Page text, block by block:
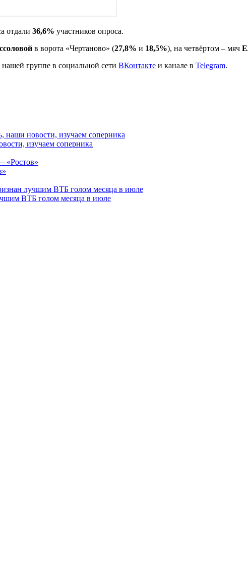
отдали 36,6% участников опроса.
в ворота «Чертаново» (27,8% и 18,5%), на четвёртом – мяч
группе в социальной сети ВКонтакте и канале в Telegram.
изучаем соперника
ВТБ голом месяца в июле